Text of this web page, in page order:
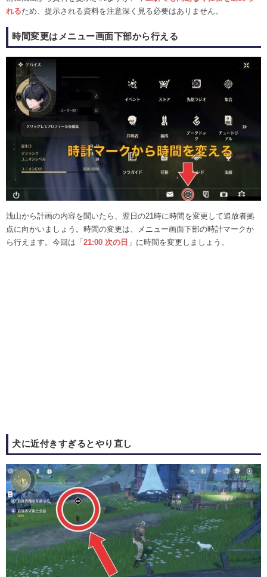
れるため、提示される資料を注意深く見る必要はありません。
時間変更はメニュー画面下部から行える
浅山から計画の内容を聞いたら、翌日の21時に時間を変更して追放者拠
点に向かいましょう。時間の変更は、メニュー画面下部の時計マークか
ら行えます。今回は「 21:00 次の日 」に時間を変更しましょう。
犬に近付きすぎるとやり直し